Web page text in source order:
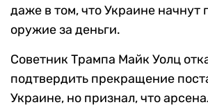
даже в том, что Украине начнут
оружие за деньги.
Советник Трампа Майк Уолц
подтвердить прекращение
Украине, но признал, что